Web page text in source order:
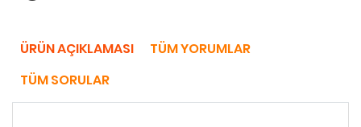
ÜRÜN AÇIKLAMASI
TÜM YORUMLAR
TÜM SORULAR